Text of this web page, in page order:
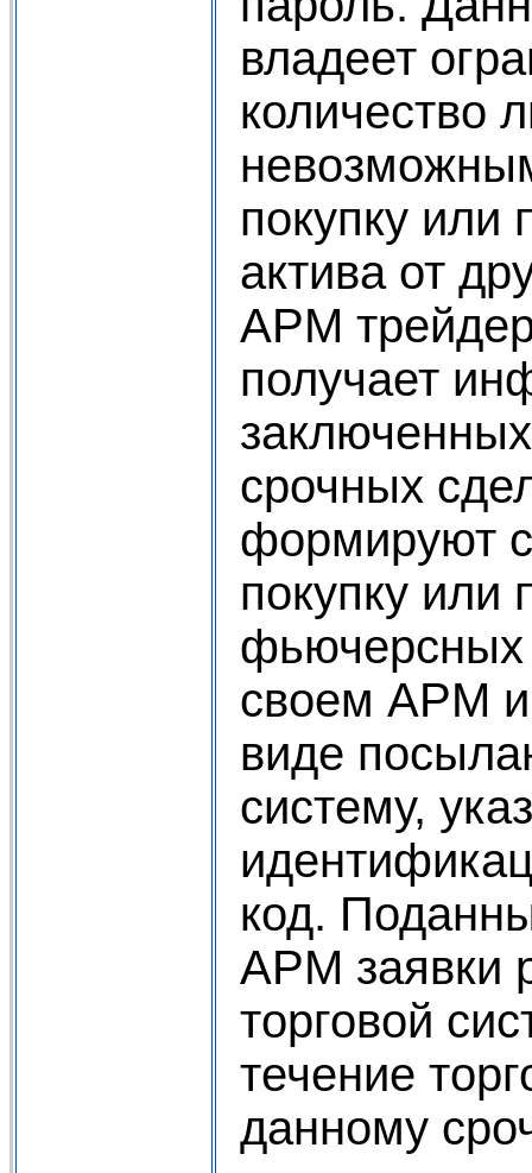
владеет
количество
покупку или
актива от
АРМ
получает
срочных
формируют
покупку или
фьючерсных
своем АРМ и
виде
систему,
код.
АРМ заявки
торговой
течение
данному